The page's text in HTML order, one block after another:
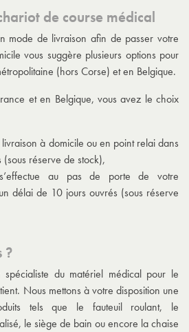
de course médical
mode de livraison afin de passer votre
vous suggère plusieurs options pour
(hors Corse) et en Belgique.
et en Belgique, vous avez le choix
à domicile ou en point relai dans
réserve de stock),
au pas de porte de votre
délai de 10 jours ouvrés (sous réserve
?
du matériel médical pour le
Nous mettons à votre disposition une
tels que le fauteuil roulant, le
le siège de bain ou encore la chaise